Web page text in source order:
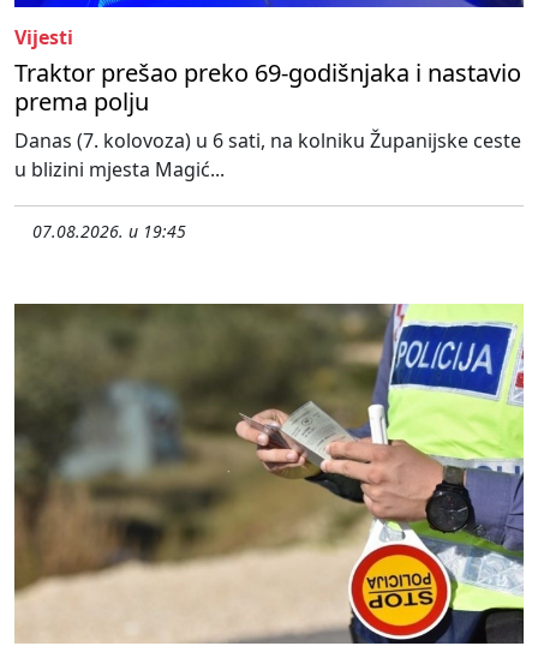
Vijesti
Traktor prešao preko 69-godišnjaka i nastavio
prema polju
Danas (7. kolovoza) u 6 sati, na kolniku Županijske ceste
u blizini mjesta Magić...
07.08.2026. u 19:45